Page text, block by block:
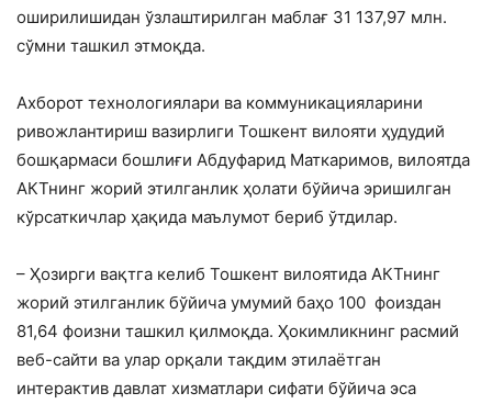
оширилишидан ўзлаштирилган маблағ 31 137,97 млн.
сўмни ташкил этмоқда.
Ахборот технологиялари ва коммуникацияларини
ривожлантириш вазирлиги Тошкент вилояти ҳудудий
бошқармаси бошлиғи Абдуфарид Маткаримов, вилоятда
АКТнинг жорий этилганлик ҳолати бўйича эришилган
кўрсаткичлар ҳақида маълумот бериб ўтдилар.
– Ҳозирги вақтга келиб Тошкент вилоятида АКТнинг
жорий этилганлик бўйича умумий баҳо 100 фоиздан
81,64 фоизни ташкил қилмоқда. Ҳокимликнинг расмий
веб-сайти ва улар орқали тақдим этилаётган
интерактив давлат хизматлари сифати бўйича эса